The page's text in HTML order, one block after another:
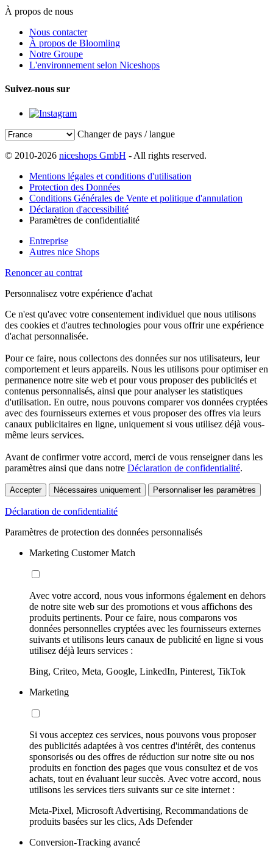
À propos de nous
Nous contacter
À propos de Bloomling
Notre Groupe
L'environnement selon Niceshops
Suivez-nous sur
Changer de pays / langue
© 2010-2026 niceshops GmbH - All rights reserved.
Mentions légales et conditions d'utilisation
Protection des Données
Conditions Générales de Vente et politique d'annulation
Déclaration d'accessibilité
Paramètres de confidentialité
Entreprise
Autres nice Shops
Renoncer au contrat
Personnalisez votre expérience d'achat
Ce n'est qu'avec votre consentement individuel que nous utilisons
des cookies et d'autres technologies pour vous offrir une expérience
d'achat personnalisée.
Pour ce faire, nous collectons des données sur nos utilisateurs, leur
comportement et leurs appareils. Nous les utilisons pour optimiser en
permanence notre site web et pour vous proposer des publicités et
contenus personnalisés, ainsi que pour analyser les statistiques
d'utilisation. En outre, nous pouvons comparer vos données cryptées
avec des fournisseurs externes et vous proposer des offres via leurs
canaux publicitaires en ligne, uniquement si vous utilisez déjà vous-
même leurs services.
Avant de confirmer votre accord, merci de vous renseigner dans les
paramètres ainsi que dans notre Déclaration de confidentialité.
Accepter Nécessaires uniquement Personnaliser les paramètres
Déclaration de confidentialité
Paramètres de protection des données personnalisés
Marketing Customer Match
Avec votre accord, nous vous informons également en dehors
de notre site web sur des promotions et vous affichons des
produits pertinents. Pour ce faire, nous comparons vos
données personnelles cryptées avec les fournisseurs externes
suivants et utilisons leurs canaux de publicité en ligne si vous
utilisez déjà leurs services :
Bing, Criteo, Meta, Google, LinkedIn, Pinterest, TikTok
Marketing
Si vous acceptez ces services, nous pouvons vous proposer
des publicités adaptées à vos centres d'intérêt, des contenus
sponsorisés ou des offres de réduction sur notre site ou nos
produits en fonction des pages que vous consultez et de vos
achats, tout en évaluant leur succès. Avec votre accord, nous
utilisons les services tiers suivants sur ce site internet :
Meta-Pixel, Microsoft Advertising, Recommandations de
produits basées sur les clics, Ads Defender
Conversion-Tracking avancé